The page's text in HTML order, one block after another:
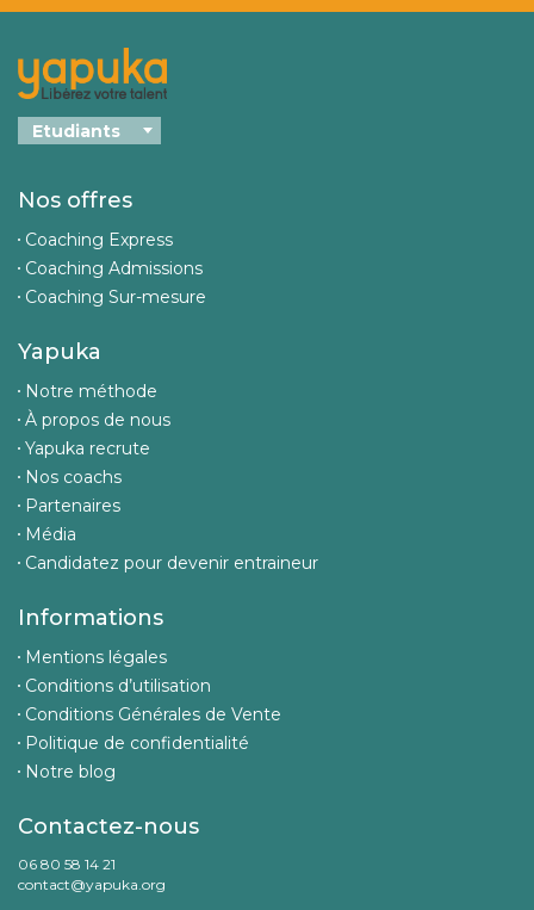
Nos offres
Coaching Express
Coaching Admissions
Coaching Sur-mesure
Yapuka
Notre méthode
À propos de nous
Yapuka recrute
Nos coachs
Partenaires
Média
Candidatez pour devenir entraineur
Informations
Mentions légales
Conditions d’utilisation
Conditions Générales de Vente
Politique de confidentialité
Notre blog
Contactez-nous
06 80 58 14 21
contact@yapuka.org